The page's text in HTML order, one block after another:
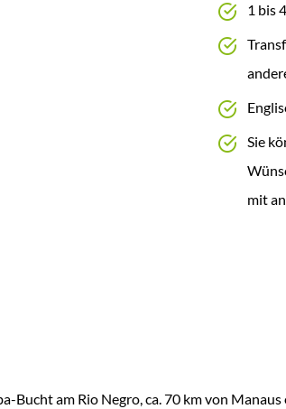
1 bis
Sie
mit
Bucht am Rio Negro, ca. 70 km von